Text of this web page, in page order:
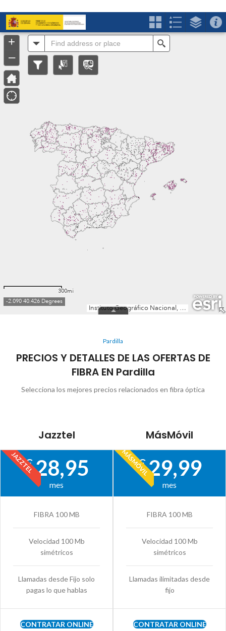
Pardilla
PRECIOS Y DETALLES DE LAS OFERTAS DE
FIBRA EN Pardilla
Selecciona los mejores precios relacionados en fibra óptica
Jazztel
JAZZTEL
€28,95
mes
FIBRA 100 MB
Velocidad 100 Mb
simétricos
Llamadas desde Fijo solo
pagas lo que hablas
CONTRATAR ONLINE
MásMóvil
MÁSMÓVIL
€29,99
mes
FIBRA 100 MB
Velocidad 100 Mb
simétricos
Llamadas ilimitadas desde
fijo
CONTRATAR ONLINE